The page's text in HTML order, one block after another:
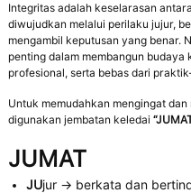
Integritas adalah keselarasan
diwujudkan melalui perilaku jujur,
mengambil keputusan yang benar.
penting dalam membangun
profesional, serta bebas dari
Untuk memudahkan mengingat
digunakan jembatan keledai
JUMAT
JUjur → berkata dan